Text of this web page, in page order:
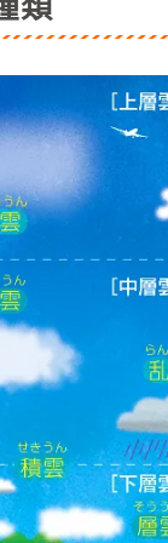
ぐも
しい雲の種類
ツ不安定性によ